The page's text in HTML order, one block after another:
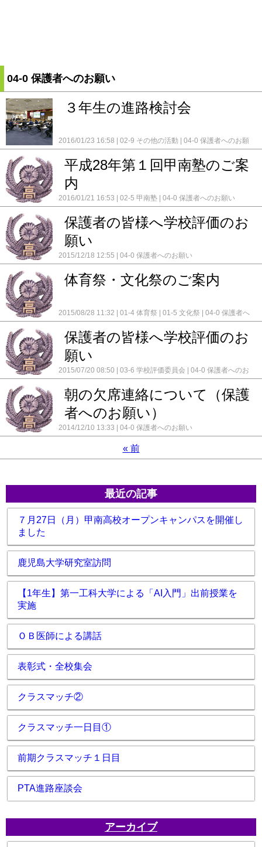
04-0 保護者へのお願い
３年生の進路検討会
2016/01/23 16:58 02-9 その他の活動
04-0 保護者へのお願
い
平成28年第１回甲南塾のご案
内
2016/01/21 16:53 02-5 甲南塾 04-0 保護者へのお願い
保護者の皆様へ学校評価のお
願い
2015/12/18 12:55 04-0 保護者へのお願い
体育祭・文化祭のご案内
2015/08/28 11:32 01-4 体育祭 01-5 文化祭
04-0 保護者へ
のお願い
保護者の皆様へ学校評価のお
願い
2015/07/20 08:50 03-6 学校評価委員会
04-0 保護者へのお
願い
朝の欠席連絡について（保護
者へのお願い）
2014/12/10 13:33 04-0 保護者へのお願い
« 前
最近の記事
７月27日（月）甲南高校オープンキャンパスを開催し
ました
鹿児島大学研究室訪問
【1年生】第一工科大学による「AI入門」出前授業を
実施
ＯＢ医師による講話
表彰式・全校集会
クラスマッチ②
クラスマッチ一日目①
前期クラスマッチ１日目
PTA進路座談会
アーカイブ